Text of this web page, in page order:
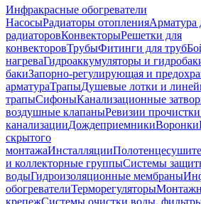
Инфракрасные обогреватели
НасосыРадиаторы отопленияАрматура
радиаторовКонвекторыРешетки для
конвекторовТрубыФитинги для труб
нагреваГидроаккумуляторы и
бакиЗапорно-регулирующая и
арматураТрапыДушевые лотки и
трапыСифоныКанализационные
воздушные клапаныРевизии
канализацииДождеприемникиВоронки
скрытого
монтажаИнсталляции
и коллекторные группыСистемы
водыГидроизоляционные мембраны
обогревателиТерморегуляторы
крепежСистемы очистки воды,